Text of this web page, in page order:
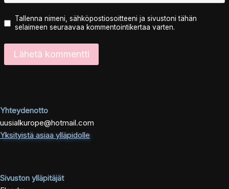
Tallenna nimeni, sähköpostiosoitteeni ja sivustoni tähän
selaimeen seuraavaa kommentointikertaa varten.
Yhteydenotto
uusialkurope@hotmail.com
Yksityistä asiaa ylläpidolle
Sivuston ylläpitäjät